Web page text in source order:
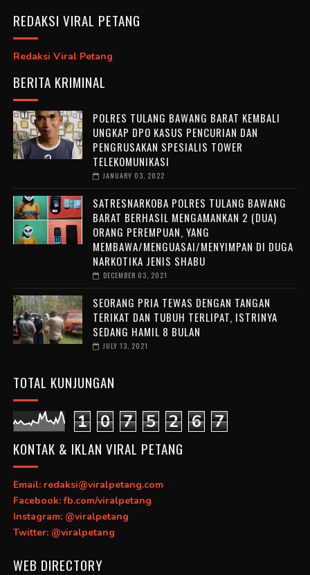
REDAKSI VIRAL PETANG
Redaksi Viral Petang
BERITA KRIMINAL
POLRES TULANG BAWANG BARAT KEMBALI
UNGKAP DPO KASUS PENCURIAN DAN
PENGRUSAKAN SPESIALIS TOWER
TELEKOMUNIKASI
JANUARY 03, 2022
SATRESNARKOBA POLRES TULANG BAWANG
BARAT BERHASIL MENGAMANKAN 2 (DUA)
ORANG PEREMPUAN, YANG
MEMBAWA/MENGUASAI/MENYIMPAN DI DUGA
NARKOTIKA JENIS SHABU
DECEMBER 03, 2021
SEORANG PRIA TEWAS DENGAN TANGAN
TERIKAT DAN TUBUH TERLIPAT, ISTRINYA
SEDANG HAMIL 8 BULAN
JULY 13, 2021
TOTAL KUNJUNGAN
1 0 7 5 2 6 7
KONTAK & IKLAN VIRAL PETANG
Email: redaksi@viralpetang.com
Facebook: fb.com/viralpetang
Instagram: @viralpetang
Twitter: @viralpetang
WEB DIRECTORY